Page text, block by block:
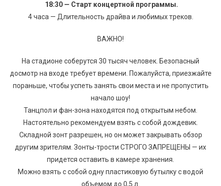
18:30 — Старт концертной программы.
4 часа — Длительность драйва и любимых треков.
ВАЖНО!
На стадионе соберутся 30 тысяч человек. Безопасный
досмотр на входе требует времени. Пожалуйста, приезжайте
пораньше, чтобы успеть занять свои места и не пропустить
начало шоу!
Танцпол и фан-зона находятся под открытым небом.
Настоятельно рекомендуем взять с собой дождевик.
Складной зонт разрешен, но он может закрывать обзор
другим зрителям. Зонты-трости СТРОГО ЗАПРЕЩЕНЫ — их
придется оставить в камере хранения.
Можно взять с собой одну пластиковую бутылку с водой
объемом до 0,5 л.